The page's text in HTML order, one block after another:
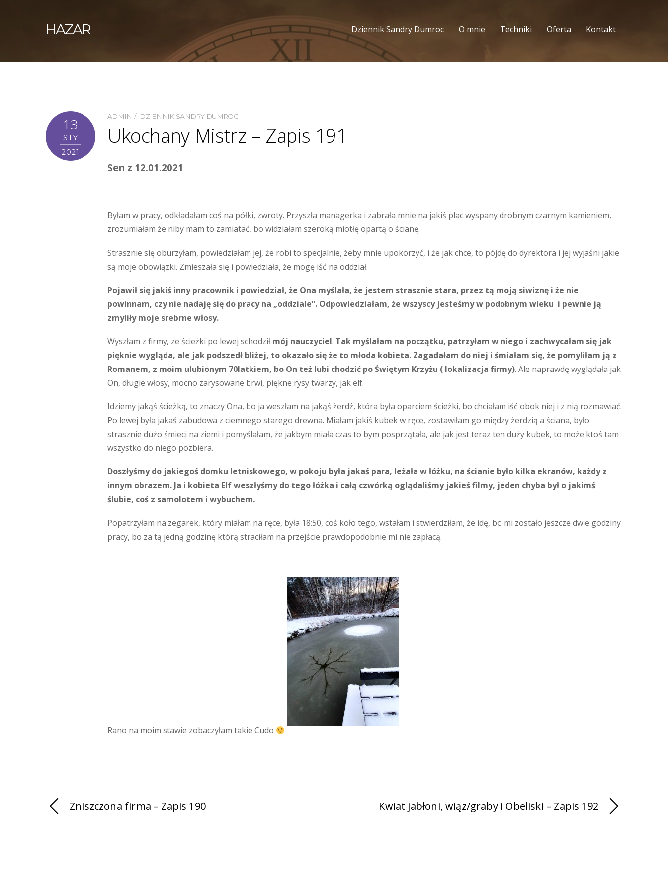
HAZAR Dziennik Sandry Dumroc O mnie Techniki Oferta Kontakt
13
STY
2021
ADMIN DZIENNIK SANDRY DUMROC
Ukochany Mistrz – Zapis 191
Sen z 12.01.2021
Byłam w pracy, odkładałam coś na półki, zwroty. Przyszła managerka i zabrała mnie na jakiś plac wyspany drobnym czarnym kamieniem,
zrozumiałam że niby mam to zamiatać, bo widziałam szeroką miotłę opartą o ścianę.
Strasznie się oburzyłam, powiedziałam jej, że robi to specjalnie, żeby mnie upokorzyć, i że jak chce, to pójdę do dyrektora i jej wyjaśni jakie
są moje obowiązki. Zmieszała się i powiedziała, że mogę iść na oddział.
Pojawił się jakiś inny pracownik i powiedział, że Ona myślała, że jestem strasznie stara, przez tą moją siwiznę i że nie
powinnam, czy nie nadaję się do pracy na „oddziale”. Odpowiedziałam, że wszyscy jesteśmy w podobnym wieku i pewnie ją
zmyliły moje srebrne włosy.
Wyszłam z firmy, ze ścieżki po lewej schodził mój nauczyciel. Tak myślałam na początku, patrzyłam w niego i zachwycałam się jak
pięknie wygląda, ale jak podszedł bliżej, to okazało się że to młoda kobieta. Zagadałam do niej i śmiałam się, że pomyliłam ją z
Romanem, z moim ulubionym 70latkiem, bo On też lubi chodzić po Świętym Krzyżu ( lokalizacja firmy). Ale naprawdę wyglądała jak
On, długie włosy, mocno zarysowane brwi, piękne rysy twarzy, jak elf.
Idziemy jakąś ścieżką, to znaczy Ona, bo ja weszłam na jakąś żerdź, która była oparciem ścieżki, bo chciałam iść obok niej i z nią rozmawiać.
Po lewej była jakaś zabudowa z ciemnego starego drewna. Miałam jakiś kubek w ręce, zostawiłam go między żerdzią a ściana, było
strasznie dużo śmieci na ziemi i pomyślałam, że jakbym miała czas to bym posprzątała, ale jak jest teraz ten duży kubek, to może ktoś tam
wszystko do niego pozbiera.
Doszłyśmy do jakiegoś domku letniskowego, w pokoju była jakaś para, leżała w łóżku, na ścianie było kilka ekranów, każdy z
innym obrazem. Ja i kobieta Elf weszłyśmy do tego łóżka i całą czwórką oglądaliśmy jakieś filmy, jeden chyba był o jakimś
ślubie, coś z samolotem i wybuchem.
Popatrzyłam na zegarek, który miałam na ręce, była 18:50, coś koło tego, wstałam i stwierdziłam, że idę, bo mi zostało jeszcze dwie godziny
pracy, bo za tą jedną godzinę którą straciłam na przejście prawdopodobnie mi nie zapłacą.
Rano na moim stawie zobaczyłam takie Cudo
Zniszczona firma – Zapis 190 Kwiat jabłoni, wiąz/graby i Obeliski – Zapis 192